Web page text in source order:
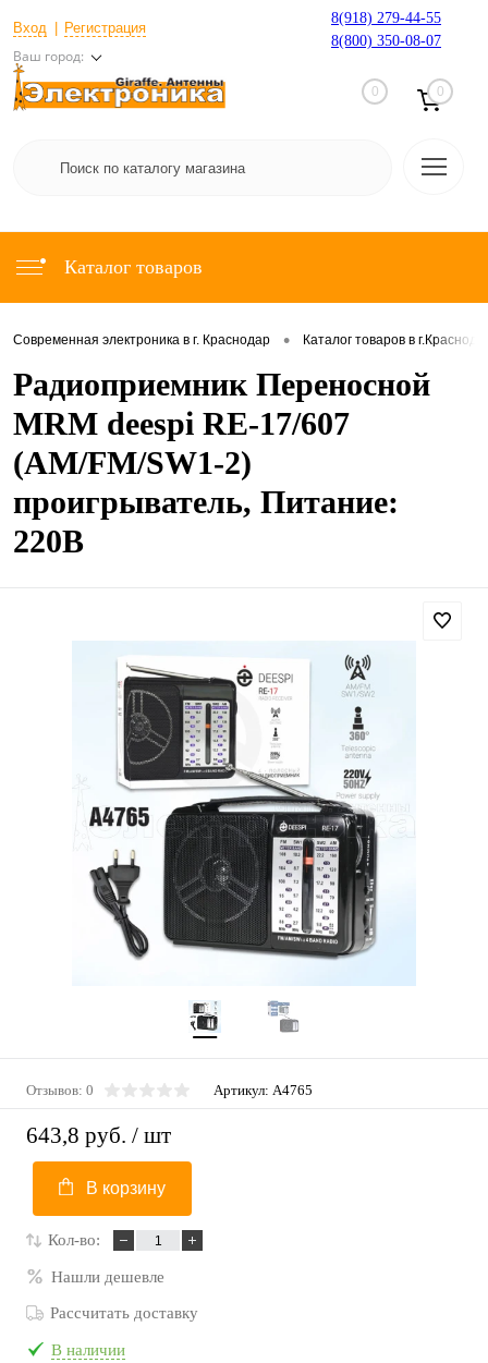
Вход Регистрация
Ваш город:
8(918) 279-44-55
8(800) 350-08-07
0 0
Каталог товаров
Современная электроника в г. Краснодар • Каталог товаров в
Радиоприемник Переносной
MRM deespi RE-17/607
(AM/FM/SW1-2)
проигрыватель, Питание:
220В
Отзывов: 0 Артикул: A4765
643,8 руб. / шт
В корзину
Кол-во:
Нашли дешевле
Рассчитать доставку
В наличии